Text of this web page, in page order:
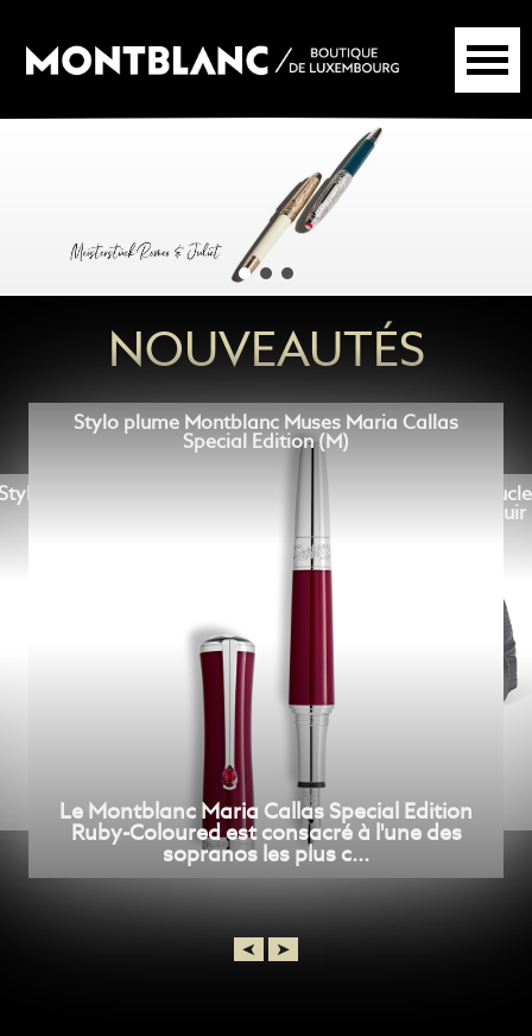
NOUVEAUTÉS
plume Montblanc Muses Maria
Stylo plume Montblanc Muses Maria Callas
Special Edition (M)
Le Montblanc Maria Callas Special Edition
Ruby-Coloured est consacré à l'une des
sopranos les plus c...
Ceinture Réversible 35 mm à boucle
Rectangulaire Meisterstück en Cuir
➤ ➤